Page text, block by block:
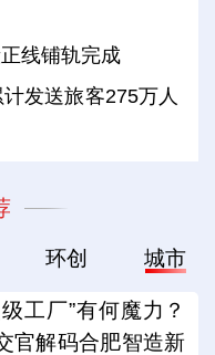
线铺轨完成
发送旅客275万人
环创 城市
工厂”有何魔力？
官解码合肥智造新